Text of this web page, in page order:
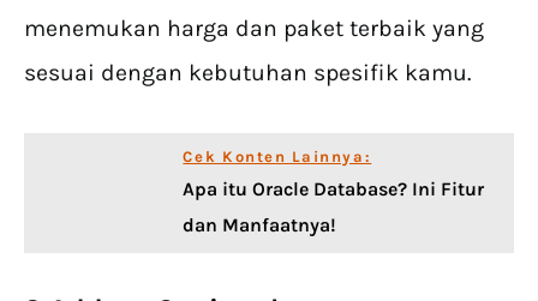
menemukan harga dan paket terbaik yang
sesuai dengan kebutuhan spesifik kamu.
Cek Konten Lainnya:
Apa itu Oracle Database? Ini Fitur
dan Manfaatnya!